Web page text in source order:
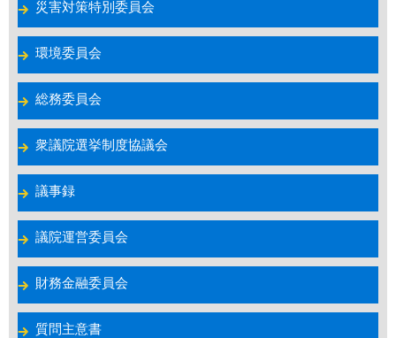
災害対策特別委員会
環境委員会
総務委員会
衆議院選挙制度協議会
議事録
議院運営委員会
財務金融委員会
質問主意書